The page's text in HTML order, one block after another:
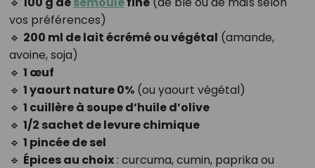
vos préférences)
🔹 200 ml de lait écrémé ou végétal (amande,
avoine, soja)
🔹 1 œuf
🔹 1 yaourt nature 0%(ou yaourt végétal)
🔹 1 cuillère à soupe d’huile d’olive
🔹 1/2 sachet de levure chimique
🔹 1 pincée de sel
🔹 Épices au choix: curcuma, cumin, paprika ou